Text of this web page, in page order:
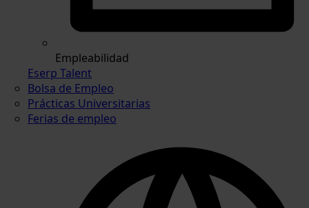
Empleabilidad
Eserp Talent
Bolsa de Empleo
Prácticas Universitarias
Ferias de empleo